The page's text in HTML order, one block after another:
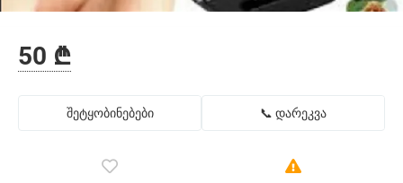
50 ₾
შეტყობინებები 📞 დარეკვა